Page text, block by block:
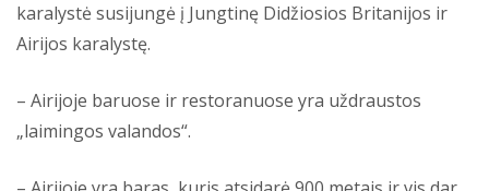
karalystė susijungė į Jungtinę Didžiosios Britanijos ir
Airijos karalystę.
– Airijoje baruose ir restoranuose yra uždraustos
„laimingos valandos“.